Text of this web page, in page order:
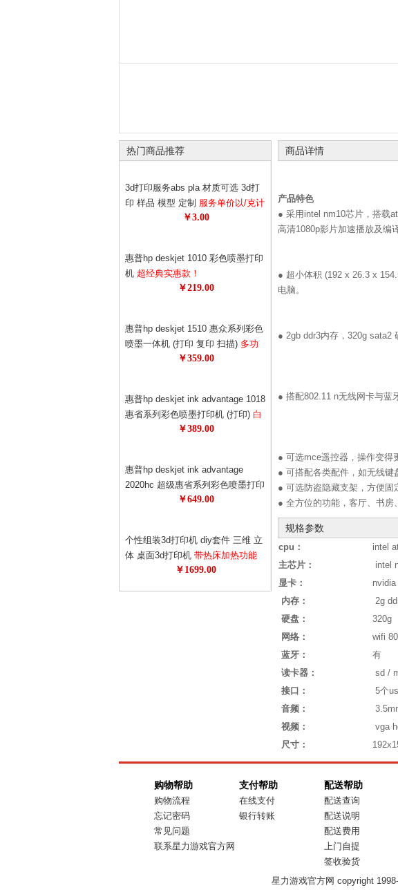
热门商品推荐
3d打印服务abs pla 材质可选 3d打
印 样品 模型 定制 服务单价以/克计
算 请先与客服确认数量 diy个性定
￥3.00
惠普hp deskjet 1010 彩色喷墨打印
机 超经典实惠款！
￥219.00
惠普hp deskjet 1510 惠众系列彩色
喷墨一体机 (打印 复印 扫描) 多功
能，一机多用，耗材更省！1050升
￥359.00
惠普hp deskjet ink advantage 1018
惠省系列彩色喷墨打印机 (打印) 白
色外观，更美观！打印机也可以时
￥389.00
惠普hp deskjet ink advantage
2020hc 超级惠省系列彩色喷墨打印
惠普超级惠省系列打印机！78元
￥649.00
个性组装3d打印机 diy套件 三维 立
体 桌面3d打印机 带热床加热功能
超值精品 极客必备 3d专享月特供
￥1699.00
商品详情
产品特色
● 采用intel nm10芯片，搭载
高清1080p影片加速播放及编
● 超小体积 (192 x 26.3 x
电脑。
● 2gb ddr3内存，320g sata2
● 搭配802.11 n无线网卡与蓝
● 可选mce遥控器，操作变得
● 可搭配各类配件，如无线键
● 可选防盗隐藏支架，方便固
● 全方位的功能，客厅、书房
规格参数
cpu：
intel
主芯片：
intel
显卡：
内存：
2g
硬盘：
320g
网络：
wifi
蓝牙：
有
读卡器：
sd /
接口：
5个
音频：
视频：
vga
尺寸：
购物帮助
购物流程
忘记密码
常见问题
联系星力游戏官方网
支付帮助
在线支付
银行转账
配送帮助
配送查询
配送说明
配送费用
上门自提
签收验货
星力游戏官方网 copyright